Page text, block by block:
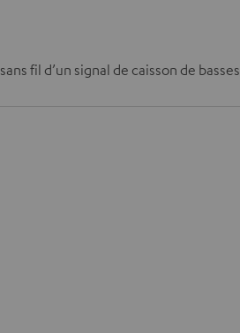
fil d’un signal de caisson de basses